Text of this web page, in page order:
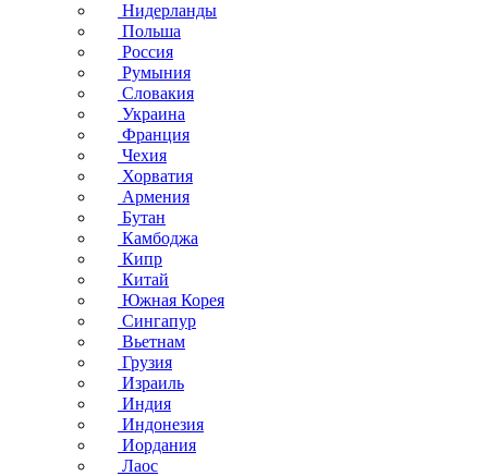
Нидерланды
Польша
Россия
Румыния
Словакия
Украина
Франция
Чехия
Хорватия
Армения
Бутан
Камбоджа
Кипр
Китай
Южная Корея
Сингапур
Вьетнам
Грузия
Израиль
Индия
Индонезия
Иордания
Лаос